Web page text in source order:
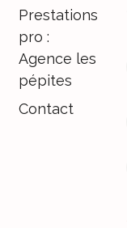
Prestations
pro :
Agence les
pépites
Contact